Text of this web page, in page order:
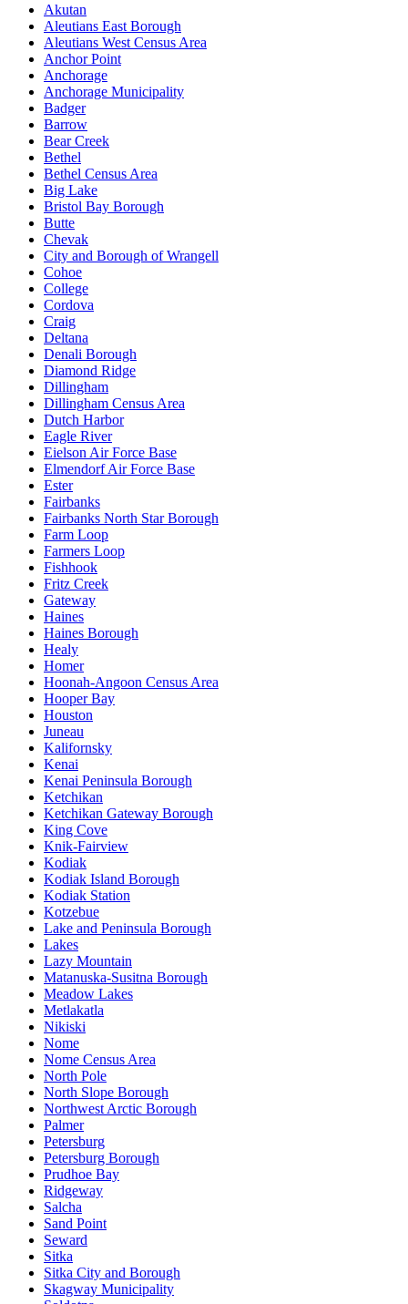
Akutan
Aleutians East Borough
Aleutians West Census Area
Anchor Point
Anchorage
Anchorage Municipality
Badger
Barrow
Bear Creek
Bethel
Bethel Census Area
Big Lake
Bristol Bay Borough
Butte
Chevak
City and Borough of Wrangell
Cohoe
College
Cordova
Craig
Deltana
Denali Borough
Diamond Ridge
Dillingham
Dillingham Census Area
Dutch Harbor
Eagle River
Eielson Air Force Base
Elmendorf Air Force Base
Ester
Fairbanks
Fairbanks North Star Borough
Farm Loop
Farmers Loop
Fishhook
Fritz Creek
Gateway
Haines
Haines Borough
Healy
Homer
Hoonah-Angoon Census Area
Hooper Bay
Houston
Juneau
Kalifornsky
Kenai
Kenai Peninsula Borough
Ketchikan
Ketchikan Gateway Borough
King Cove
Knik-Fairview
Kodiak
Kodiak Island Borough
Kodiak Station
Kotzebue
Lake and Peninsula Borough
Lakes
Lazy Mountain
Matanuska-Susitna Borough
Meadow Lakes
Metlakatla
Nikiski
Nome
Nome Census Area
North Pole
North Slope Borough
Northwest Arctic Borough
Palmer
Petersburg
Petersburg Borough
Prudhoe Bay
Ridgeway
Salcha
Sand Point
Seward
Sitka
Sitka City and Borough
Skagway Municipality